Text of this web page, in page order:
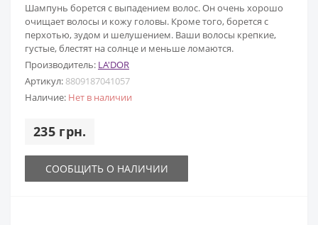
Шампунь борется с выпадением волос. Он очень хорошо
очищает волосы и кожу головы. Кроме того, борется с
перхотью, зудом и шелушением. Ваши волосы крепкие,
густые, блестят на солнце и меньше ломаются.
Производитель: LA'DOR
Артикул: 8809187041057
Наличие: Нет в наличии
235 грн.
СООБЩИТЬ О НАЛИЧИИ